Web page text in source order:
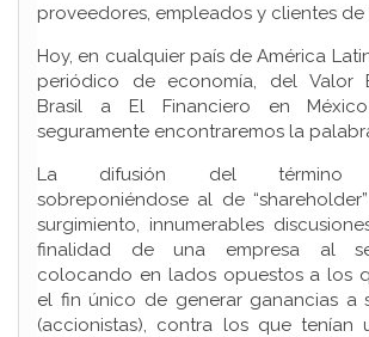
proveedores, empleados y clientes de
Hoy, en cualquier país de América
periódico de economía, del Valor
Brasil a El Financiero en
seguramente encontraremos la
La difusión del término
sobreponiéndose al de
surgimiento, innumerables
finalidad de una empresa al
colocando en lados opuestos a los
el fin único de generar ganancias a
(accionistas), contra los que tenían